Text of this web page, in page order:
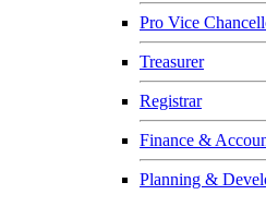
Pro Vice
Treasurer
Registrar
Finance &
Planning &